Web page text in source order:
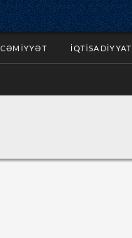
CƏMIYYƏT İQTISADIYYAT